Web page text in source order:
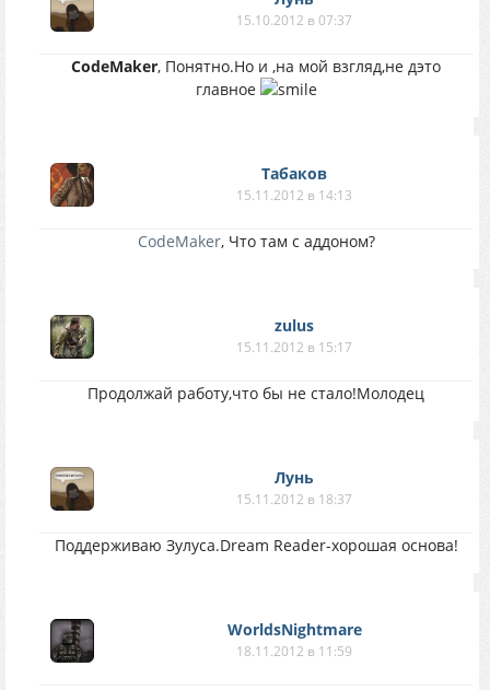
15.10.2012 в 07:37
CodeMaker, Понятно.Но и ,на мой взгляд,не дэто
главное
Табаков
15.11.2012 в 14:13
CodeMaker, Что там с аддоном?
zulus
15.11.2012 в 15:17
Продолжай работу,что бы не стало!Молодец
Лунь
15.11.2012 в 18:37
Поддерживаю Зулуса.Dream Reader-хорошая основа!
WorldsNightmare
18.11.2012 в 11:59